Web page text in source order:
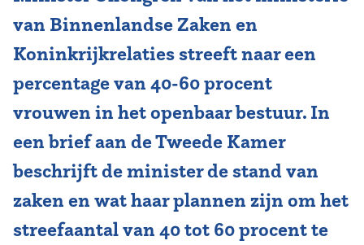
Vereniging
Contact
van Binnenlandse Zaken en
Koninkrijkrelaties streeft naar een
percentage van 40-60 procent
vrouwen in het openbaar bestuur. In
een brief aan de Tweede Kamer
beschrijft de minister de stand van
zaken en wat haar plannen zijn om het
streefaantal van 40 tot 60 procent te